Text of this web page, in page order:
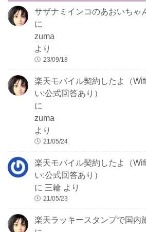
サザナミインコのあおいちゃ
に
zuma
より
23/09/18
楽天モバイル契約したよ（
い:公式回答あり）
に
zuma
より
21/05/24
楽天モバイル契約したよ（
い:公式回答あり）
に三輪 より
21/05/23
楽天ラッキースタンプで国内